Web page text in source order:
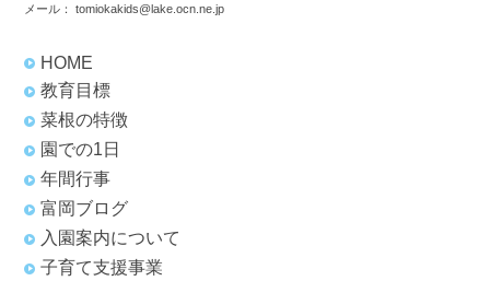
メール：tomiokakids@lake.ocn.ne.jp
HOME
教育目標
菜根の特徴
園での1日
年間行事
富岡ブログ
入園案内について
子育て支援事業